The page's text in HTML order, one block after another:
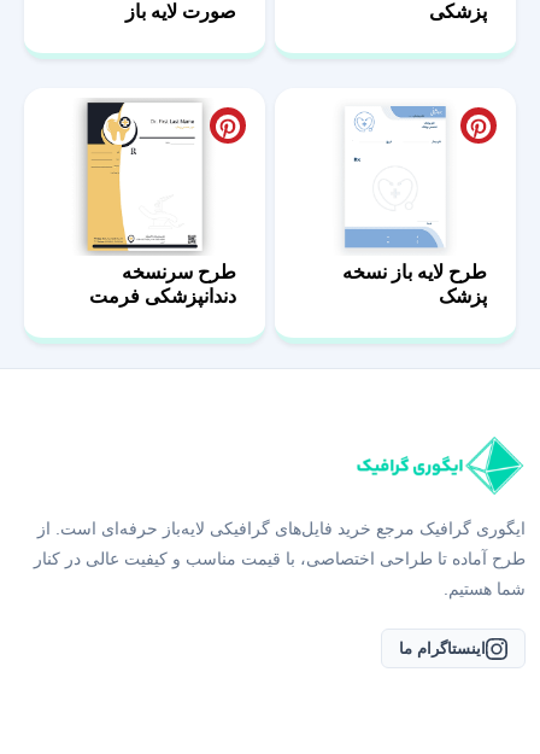
پزشکی
صورت لایه باز
طرح لایه باز نسخه
پزشک
طرح سرنسخه
دندانپزشکی فرمت
ایگوری گرافیک مرجع خرید فایل‌های گرافیکی لایه‌باز حرفه‌ای است. از
طرح آماده تا طراحی اختصاصی، با قیمت مناسب و کیفیت عالی در کنار
شما هستیم.
اینستاگرام ما